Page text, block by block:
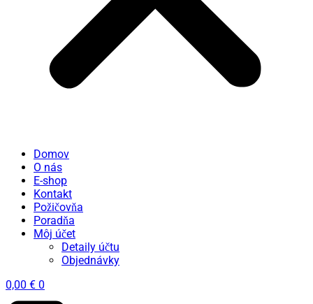
Domov
O nás
E-shop
Kontakt
Požičovňa
Poradňa
Môj účet
Detaily účtu
Objednávky
0,00 € 0